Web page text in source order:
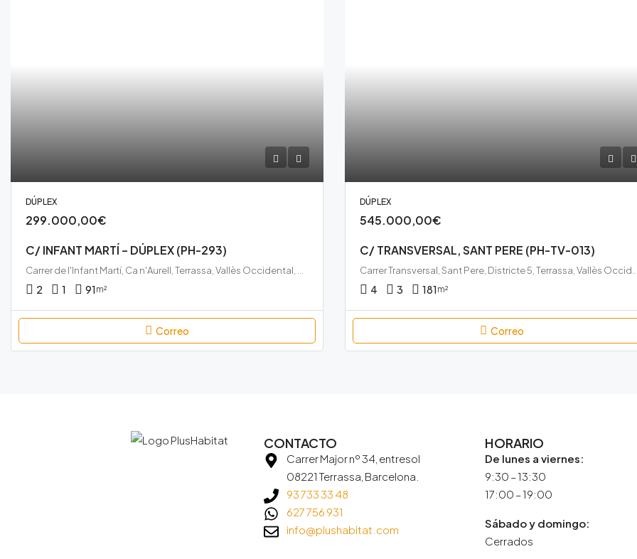
DÚPLEX
299.000,00€
C/ INFANT MARTÍ – DÚPLEX (PH-293)
2 1 91 m²
Correo
DÚPLEX
545.000,00€
C/ TRANSVERSAL, SANT PERE (PH-TV-013)
4 3 181 m²
Correo
CONTACTO
Carrer Major nº 34, entresol
08221 Terrassa, Barcelona.
93 733 33 48
627 756 931
info@plushabitat.com
HORARIO
De lunes a viernes:
9:30 – 13:30
17:00 – 19:00
Sábado y domingo:
Cerrados